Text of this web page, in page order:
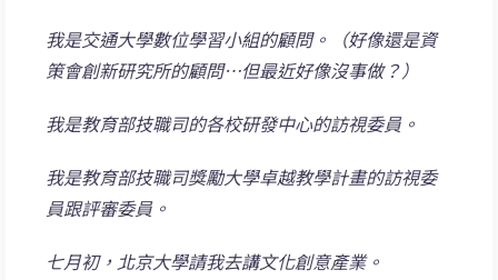
我是交通大學數位學習小組的顧問。（好像還是資
策會創新研究所的顧問…但最近好像沒事做？）
我是教育部技職司的各校研發中心的訪視委員。
我是教育部技職司獎勵大學卓越教學計畫的訪視委
員跟評審委員。
七月初，北京大學請我去講文化創意產業。